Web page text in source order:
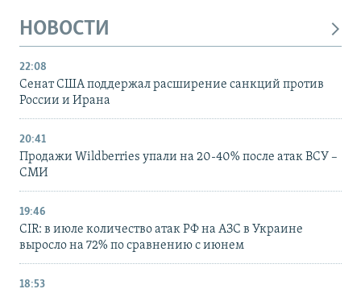
НОВОСТИ
22:08
Сенат США поддержал расширение санкций против
России и Ирана
20:41
Продажи Wildberries упали на 20-40% после атак ВСУ –
СМИ
19:46
CIR: в июле количество атак РФ на АЗС в Украине
выросло на 72% по сравнению с июнем
18:53